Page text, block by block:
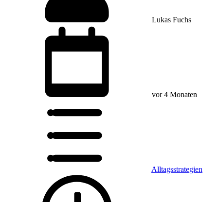
Lukas Fuchs
vor 4 Monaten
Alltagsstrategien